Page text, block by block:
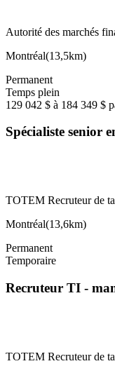
Autorité des marchés
Montréal(13,5km)
Permanent
Temps plein
129 042 $ à 184 349 $
Spécialiste senior
TOTEM Recruteur de
Montréal(13,6km)
Permanent
Temporaire
Recruteur TI -
TOTEM Recruteur de